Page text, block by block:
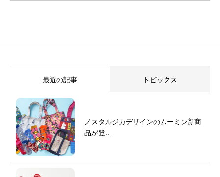
最近の記事 トピックス
ノスタルジカデザインのムーミン新商
品が登...